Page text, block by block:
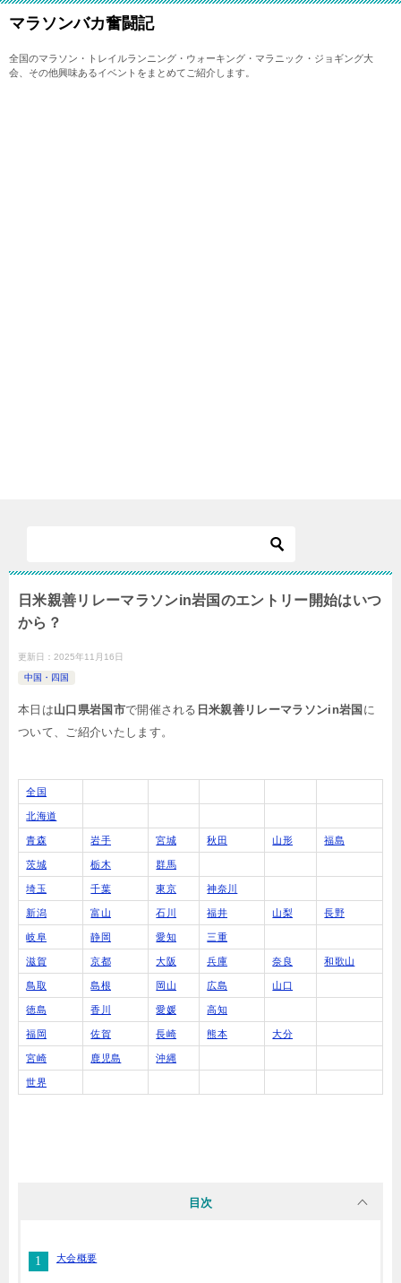
マラソンバカ奮闘記
全国のマラソン・トレイルランニング・ウォーキング・マラニック・ジョギング大
会、その他興味あるイベントをまとめてご紹介します。
日米親善リレーマラソンin岩国のエントリー開始はいつ
から？
更新日： 2025年11月16日
中国・四国
本日は山口県岩国市で開催される 日米親善リレーマラソンin岩国 に
ついて、ご紹介いたします。
全国
北海道
青森 岩手 宮城 秋田 山形 福島
茨城 栃木 群馬
埼玉 千葉 東京 神奈川
新潟 富山 石川 福井 山梨 長野
岐阜 静岡 愛知 三重
滋賀 京都 大阪 兵庫 奈良 和歌山
鳥取 島根 岡山 広島 山口
徳島 香川 愛媛 高知
福岡 佐賀 長崎 熊本 大分
宮崎 鹿児島 沖縄
世界
目次
大会概要